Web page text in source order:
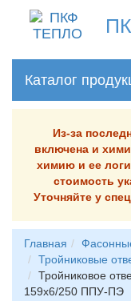
Каталог
Из-за
включена и
химию и ее
стоимость
Уточняйте у
Главная
Тройниковые
Тройниковое
159х6/250 ППУ-ПЭ